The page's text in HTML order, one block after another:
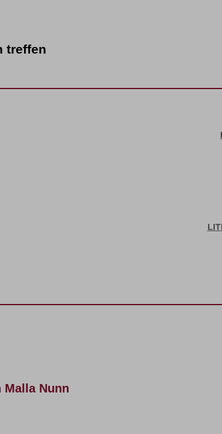
treffen
Malla Nunn